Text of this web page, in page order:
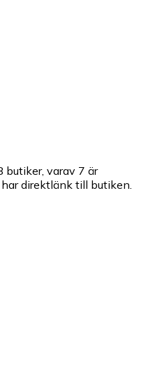
varav 7 är
direktlänk till butiken.